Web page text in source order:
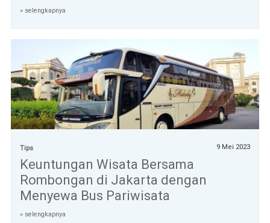
» selengkapnya
Tips 9 Mei 2023
Keuntungan Wisata Bersama
Rombongan di Jakarta dengan
Menyewa Bus Pariwisata
» selengkapnya